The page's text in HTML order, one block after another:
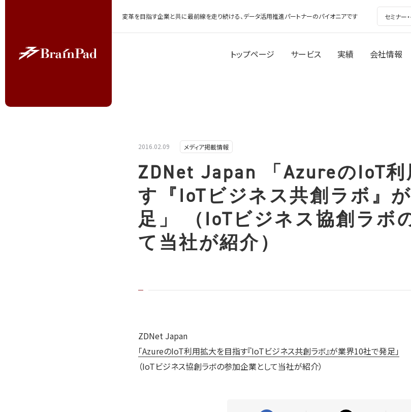
変革を目指す企業と共に最前線を走り続ける、データ活用推進パートナーのパイオニアです セミナー
トップページ サービス 実績 会社情報
2016.02.09 メディア掲載情報
ZDNet Japan 「AzureのIoT
す『IoTビジネス共創ラボ』
足」 （IoTビジネス協創ラボ
て当社が紹介）
ZDNet Japan
「AzureのIoT利用拡大を目指す『IoTビジネス共創ラボ』が業界10社で発足」
（IoTビジネス協創ラボの参加企業として当社が紹介）